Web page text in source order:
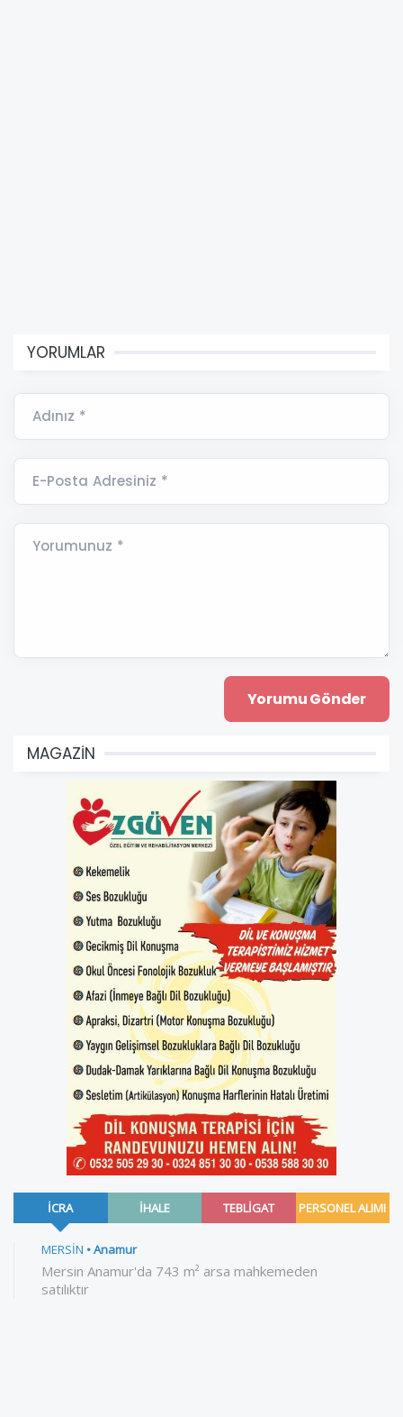
YORUMLAR
Adınız *
E-Posta Adresiniz *
Yorumunuz *
MAGAZİN